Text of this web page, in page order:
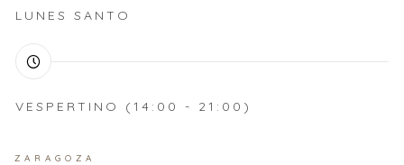
LUNES SANTO
VESPERTINO (14:00 - 21:00)
ZARAGOZA